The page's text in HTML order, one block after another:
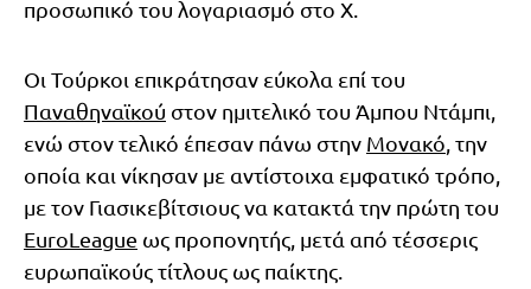
προσωπικό του λογαριασμό στο Χ.
Οι Τούρκοι επικράτησαν εύκολα επί του
Παναθηναϊκού στον ημιτελικό του Άμπου Ντάμπι,
ενώ στον τελικό έπεσαν πάνω στην Μονακό , την
οποία και νίκησαν με αντίστοιχα εμφατικό τρόπο,
με τον Γιασικεβίτσιους να κατακτά την πρώτη του
EuroLeague ως προπονητής, μετά από τέσσερις
ευρωπαϊκούς τίτλους ως παίκτης.